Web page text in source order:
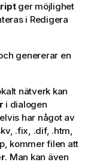
ger möjlighet
i Redigera
genererar en
nätverk kan
i dialogen
har något av
.fix, .dif, .htm,
kommer filen att
. Man kan även